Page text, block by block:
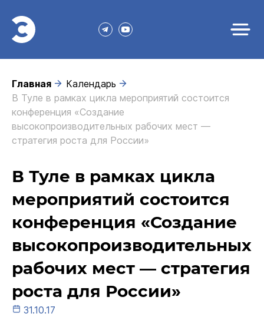
Главная
Календарь
В Туле в рамках цикла мероприятий состоится
конференция «Создание
высокопроизводительных рабочих мест —
стратегия роста для России»
В Туле в рамках цикла
мероприятий состоится
конференция «Создание
высокопроизводительных
рабочих мест — стратегия
роста для России»
31.10.17